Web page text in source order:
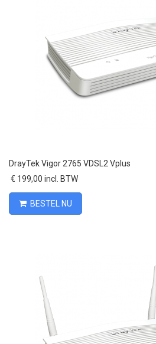
DrayTek Vigor 2765 VDSL2 Vplus
€ 199,00 incl. BTW
BESTEL NU